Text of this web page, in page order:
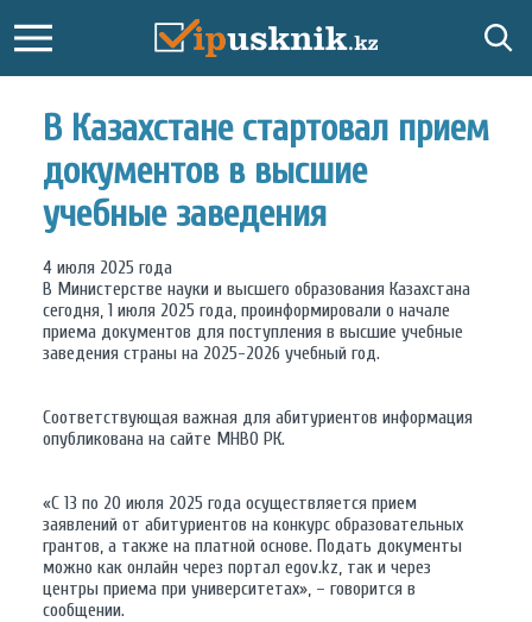
В Казахстане стартовал прием
документов в высшие
учебные заведения
4 июля 2025 года
В Министерстве науки и высшего образования Казахстана
сегодня, 1 июля 2025 года, проинформировали о начале
приема документов для поступления в высшие учебные
заведения страны на 2025-2026 учебный год.
Соответствующая важная для абитуриентов информация
опубликована на сайте МНВО РК.
«С 13 по 20 июля 2025 года осуществляется прием
заявлений от абитуриентов на конкурс образовательных
грантов, а также на платной основе. Подать документы
можно как онлайн через портал egov.kz, так и через
центры приема при университетах», – говорится в
сообщении.